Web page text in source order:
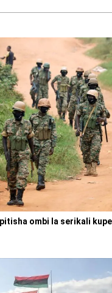
ombi la serikali